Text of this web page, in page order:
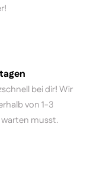
bei dir! Wir
von 1-3
musst.